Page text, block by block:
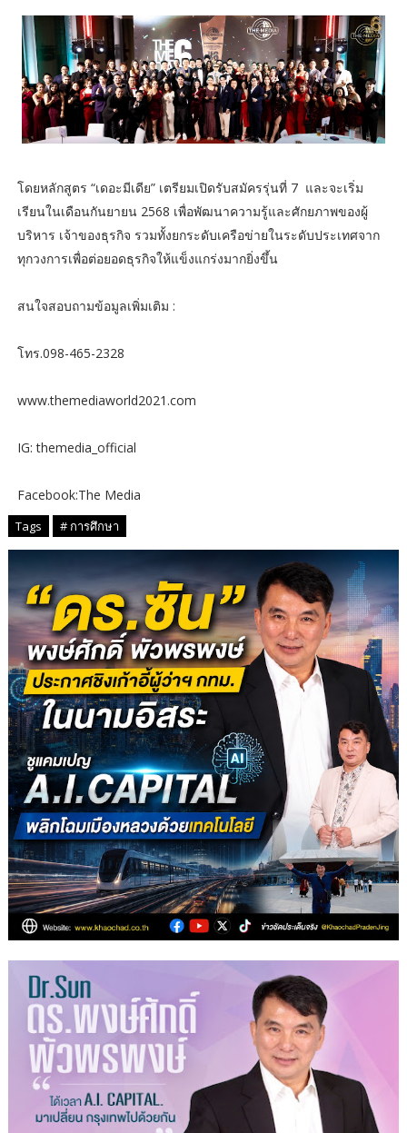
โดยหลักสูตร “เดอะมีเดีย” เตรียมเปิดรับสมัครรุ่นที่ 7 และจะเริ่ม
เรียนในเดือนกันยายน 2568 เพื่อพัฒนาความรู้และศักยภาพของผู้
บริหาร เจ้าของธุรกิจ รวมทั้งยกระดับเครือข่ายในระดับประเทศจาก
ทุกวงการเพื่อต่อยอดธุรกิจให้แข็งแกร่งมากยิ่งขึ้น
สนใจสอบถามข้อมูลเพิ่มเติม :
โทร.098-465-2328
www.themediaworld2021.com
IG: themedia_official
Facebook:The Media
Tags # การศึกษา